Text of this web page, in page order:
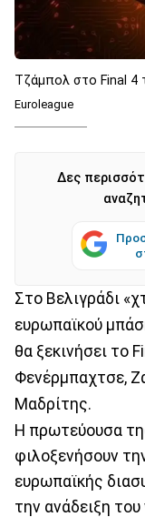
Τζάμπολ στο Final 4
Euroleague
Δες
Στο Βελιγράδι
ευρωπαϊκού
θα ξεκινήσει το
Φενέρμπαχτσε,
Μαδρίτης.
Η πρωτεύουσα
φιλοξενήσουν
ευρωπαϊκής
την ανάδειξη